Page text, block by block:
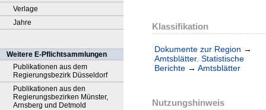
Verlage
Jahre
Weitere E-Pflichtsammlungen
Publikationen aus dem
Regierungsbezirk Düsseldorf
Publikationen aus den
Regierungsbezirken Münster,
Arnsberg und Detmold
Klassifikation
Dokumente zur Region →
Amtsblätter. Statistische
Berichte → Amtsblätter
Nutzungshinweis